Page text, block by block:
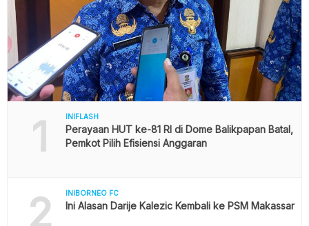
1 INIFLASH
Perayaan HUT ke-81 RI di Dome Balikpapan Batal,
Pemkot Pilih Efisiensi Anggaran
2 INIBORNEO FC
Ini Alasan Darije Kalezic Kembali ke PSM Makassar